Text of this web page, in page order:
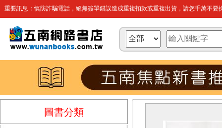
重要訊息：慎防詐騙電話，絕無簽單錯誤造成重複扣款或重複出貨，請您千萬不要
圖書分類